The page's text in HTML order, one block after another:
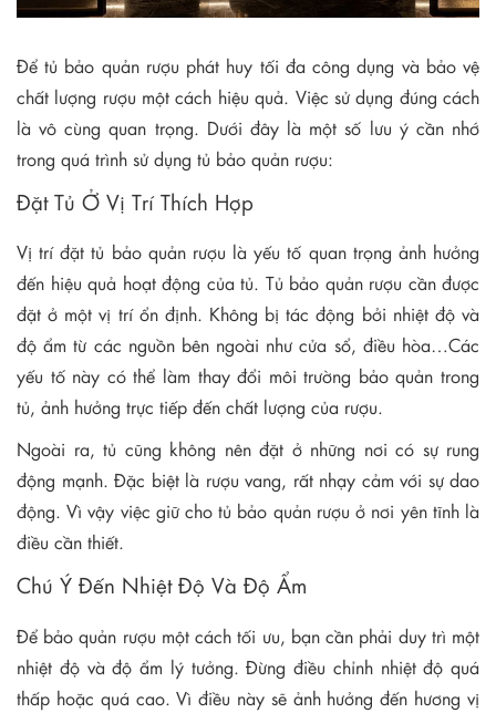
Để tủ bảo quản rượu phát huy tối đa công dụng và bảo vệ
chất lượng rượu một cách hiệu quả. Việc sử dụng đúng cách
là vô cùng quan trọng. Dưới đây là một số lưu ý cần nhớ
trong quá trình sử dụng tủ bảo quản rượu:
Đặt Tủ Ở Vị Trí Thích Hợp
Vị trí đặt tủ bảo quản rượu là yếu tố quan trọng ảnh hưởng
đến hiệu quả hoạt động của tủ. Tủ bảo quản rượu cần được
đặt ở một vị trí ổn định. Không bị tác động bởi nhiệt độ và
độ ẩm từ các nguồn bên ngoài như cửa sổ, điều hòa…Các
yếu tố này có thể làm thay đổi môi trường bảo quản trong
tủ, ảnh hưởng trực tiếp đến chất lượng của rượu.
Ngoài ra, tủ cũng không nên đặt ở những nơi có sự rung
động mạnh. Đặc biệt là rượu vang, rất nhạy cảm với sự dao
động. Vì vậy việc giữ cho tủ bảo quản rượu ở nơi yên tĩnh là
điều cần thiết.
Chú Ý Đến Nhiệt Độ Và Độ Ẩm
Để bảo quản rượu một cách tối ưu, bạn cần phải duy trì một
nhiệt độ và độ ẩm lý tưởng. Đừng điều chỉnh nhiệt độ quá
thấp hoặc quá cao. Vì điều này sẽ ảnh hưởng đến hương vị